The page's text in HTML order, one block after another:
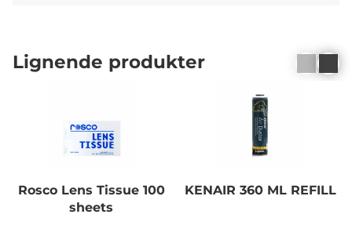
Lignende produkter
Rosco Lens Tissue 100
sheets
KENAIR 360 ML REFILL